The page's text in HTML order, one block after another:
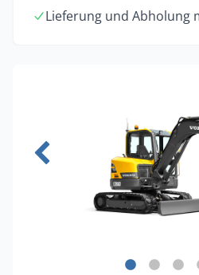
Lieferung und Abholung